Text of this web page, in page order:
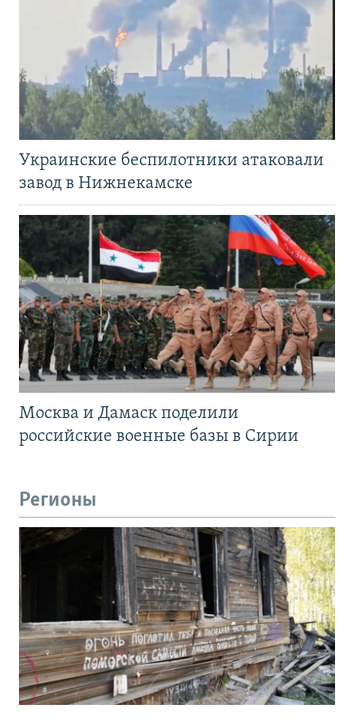
Украинские беспилотники атаковали
завод в Нижнекамске
Москва и Дамаск поделили
российские военные базы в Сирии
Регионы